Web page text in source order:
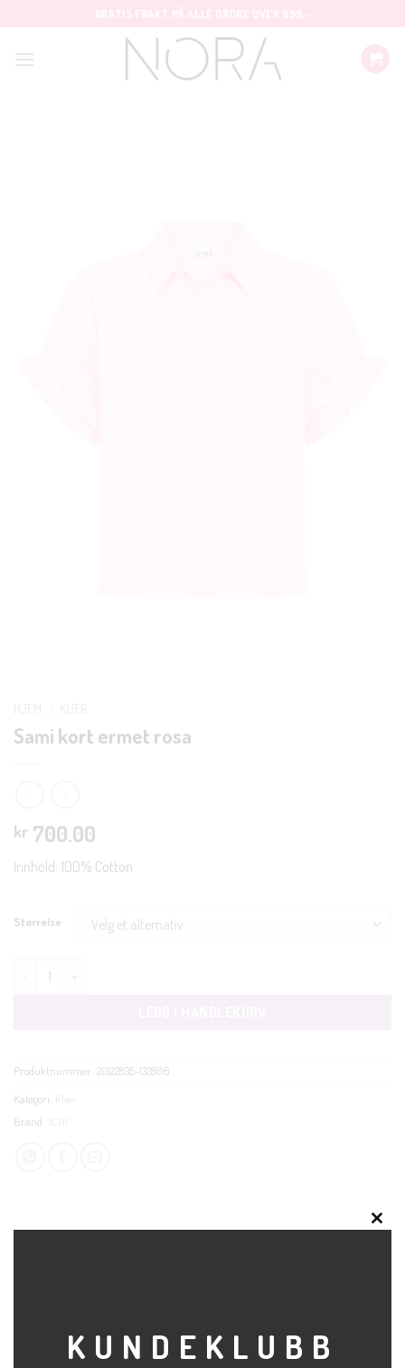
Sami kort ermet rosa
kr 700.00
Innhold: 100% Cotton
Størrelse
Sami kort ermet rosa antall
Produktnummer: 20122835-132806
Kategori: Klær
Brand: ICHI
KUNDEKLUBB